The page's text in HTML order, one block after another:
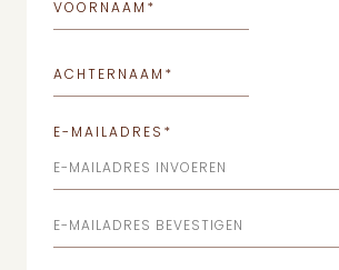
VOORNAAM *
ACHTERNAAM *
E-MAILADRES *